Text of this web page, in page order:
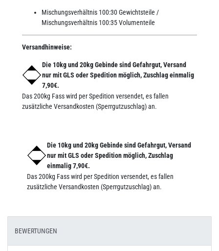
Mischungsverhältnis 100:30 Gewichtsteile /
Mischungsverhältnis 100:35 Volumenteile
Versandhinweise:
Die 10kg und 20kg Gebinde sind Gefahrgut, Versand
nur mit GLS oder Spedition möglich, Zuschlag einmalig
7,90€.
Das 200kg Fass wird per Spedition versendet, es fallen
zusätzliche Versandkosten (Sperrgutzuschlag) an.
Die 10kg und 20kg Gebinde sind Gefahrgut, Versand
nur mit GLS oder Spedition möglich, Zuschlag
einmalig 7,90€.
Das 200kg Fass wird per Spedition versendet, es fallen
zusätzliche Versandkosten (Sperrgutzuschlag) an.
BEWERTUNGEN